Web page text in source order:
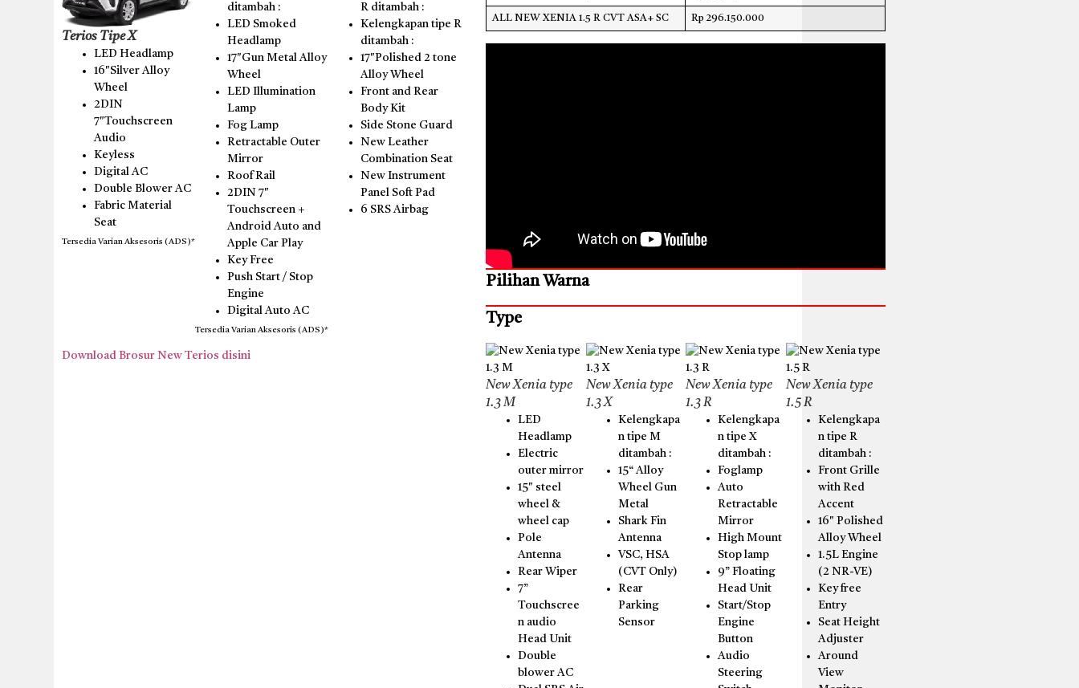
Terios Tipe X
LED Headlamp
16″Silver Alloy
Wheel
2DIN
7″Touchscreen
Audio
Keyless
Digital AC
Double Blower AC
Fabric Material
Seat
Tersedia Varian Aksesoris (ADS)*
ditambah :
LED Smoked
Headlamp
17″Gun Metal Alloy
Wheel
LED Illumination
Lamp
Fog Lamp
Retractable Outer
Mirror
Roof Rail
2DIN 7″
Touchscreen +
Android Auto and
Apple Car Play
Key Free
Push Start / Stop
Engine
Digital Auto AC
Tersedia Varian Aksesoris (ADS)*
R ditambah :
Kelengkapan tipe R
ditambah :
17″Polished 2 tone
Alloy Wheel
Front and Rear
Body Kit
Side Stone Guard
New Leather
Combination Seat
New Instrument
Panel Soft Pad
6 SRS Airbag
Download Brosur New Terios disini
ALL NEW XENIA 1.5 R CVT ASA+ SC Rp 296.150.000
Pilihan Warna
Type
New Xenia type
1.3 M
LED
Headlamp
Electric
outer mirror
15″ steel
wheel &
wheel cap
Pole
Antenna
Rear Wiper
7”
Touchscree
n audio
Head Unit
Double
blower AC
New Xenia type
1.3 X
Kelengkapa
n tipe M
ditambah :
15“ Alloy
Wheel Gun
Metal
Shark Fin
Antenna
VSC, HSA
(CVT Only)
Rear
Parking
Sensor
New Xenia type
1.3 R
Kelengkapa
n tipe X
ditambah :
Foglamp
Auto
Retractable
Mirror
High Mount
Stop lamp
9” Floating
Head Unit
Start/Stop
Engine
Button
Audio
Steering
New Xenia type
1.5 R
Kelengkapa
n tipe R
ditambah :
Front Grille
with Red
Accent
16″ Polished
Alloy Wheel
1.5L Engine
(2 NR-VE)
Key free
Entry
Seat Height
Adjuster
Around
View